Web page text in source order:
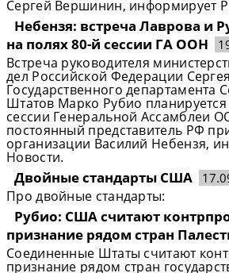
Сергей Вершинин, информирует
Небензя: встреча Лаврова и
на полях 80-й сессии ГА ООН
Встреча руководителя
дел Российской Федерации
Государственного департамента
Штатов Марко Рубио
сессии Генеральной Ассамблеи
постоянный представитель РФ
организации Василий Небензя,
Новости.
Двойные стандарты США
Про двойные стандарты:
Рубио: США считают
признание рядом стран
Соединенные Штаты считают
признание рядом стран